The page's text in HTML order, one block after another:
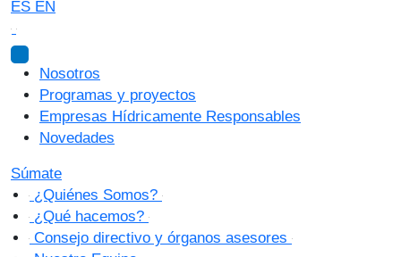
ES EN
Nosotros
Programas y proyectos
Empresas Hídricamente Responsables
Novedades
Súmate
¿Quiénes Somos?
¿Qué hacemos?
Consejo directivo y órganos asesores